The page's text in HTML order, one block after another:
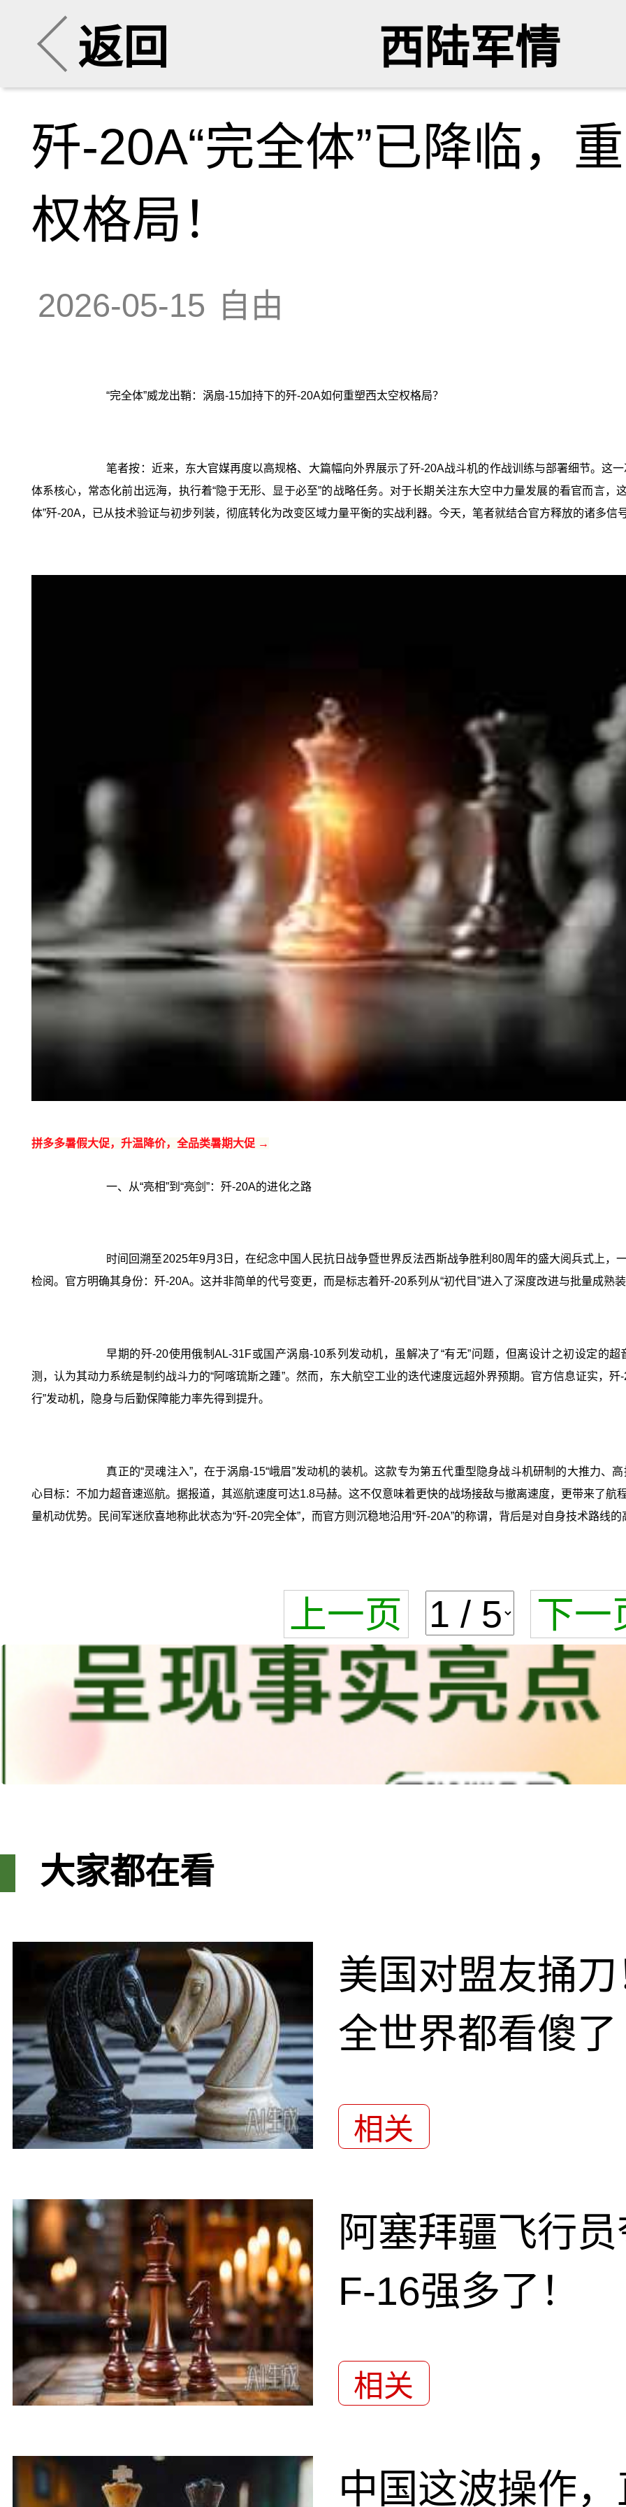
返回 西陆军情
歼-20A“完全体”已降临，
权格局！
2026-05-15 自由
“完全体”威龙出鞘：涡扇-15加持下的歼-20A如何重塑西太空权格局？
笔者按：近来，东大官媒再度以高规格、大篇幅向外界展示了歼-20A战斗机的作战训练与部署细节。这
体系核心，常态化前出远海，执行着“隐于无形、显于必至”的战略任务。对于长期关注东大空中力量发展的看官而言，
体”歼-20A，已从技术验证与初步列装，彻底转化为改变区域力量平衡的实战利器。今天，笔者就结合官方释放的诸多信
拼多多暑假大促，升温降价，全品类暑期大促 →
一、从“亮相”到“亮剑”：歼-20A的进化之路
时间回溯至2025年9月3日，在纪念中国人民抗日战争暨世界反法西斯战争胜利80周年的盛大阅兵式上，
检阅。官方明确其身份：歼-20A。这并非简单的代号变更，而是标志着歼-20系列从“初代目”进入了深度改进与批量成熟
早期的歼-20使用俄制AL-31F或国产涡扇-10系列发动机，虽解决了“有无”问题，但离设计之初设定的
测，认为其动力系统是制约战斗力的“阿喀琉斯之踵”。然而，东大航空工业的迭代速度远超外界预期。官方信息证实，
行”发动机，隐身与后勤保障能力率先得到提升。
真正的“灵魂注入”，在于涡扇-15“峨眉”发动机的装机。这款专为第五代重型隐身战斗机研制的大推力、
心目标：不加力超音速巡航。据报道，其巡航速度可达1.8马赫。这不仅意味着更快的战场接敌与撤离速度，更带来了
量机动优势。民间军迷欣喜地称此状态为“歼-20完全体”，而官方则沉稳地沿用“歼-20A”的称谓，背后是对自身技术路线的
上一页 下一
大家都在看
美国对盟友捅
全世界都看傻了
相关
阿塞拜疆飞行
F-16强多了！
相关
中国这波操作